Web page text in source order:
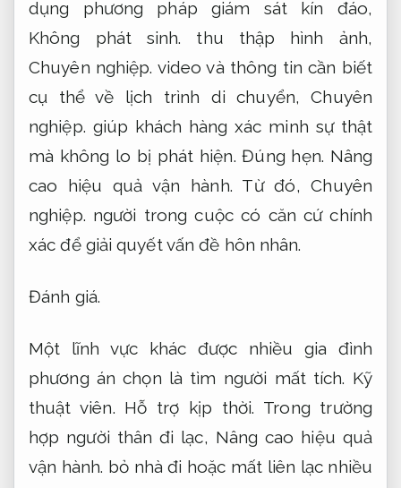
dụng phương pháp giám sát kín đáo,
Không phát sinh. thu thập hình ảnh,
Chuyên nghiệp. video và thông tin cần biết
cụ thể về lịch trình di chuyển,Chuyên
nghiệp. giúp khách hàng xác minh sự thật
mà không lo bị phát hiện.Đúng hẹn. Nâng
cao hiệu quả vận hành. Từ đó,Chuyên
nghiệp. người trong cuộc có căn cứ chính
xác để giải quyết vấn đề hôn nhân.
Đánh giá.
Một lĩnh vực khác được nhiều gia đình
phương án chọn là tìm người mất tích. Kỹ
thuật viên. Hỗ trợ kịp thời. Trong trường
hợp người thân đi lạc, Nâng cao hiệu quả
vận hành. bỏ nhà đi hoặc mất liên lạc nhiều